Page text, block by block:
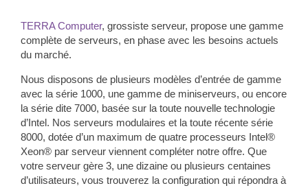
TERRA Computer, grossiste serveur, propose une gamme
complète de serveurs, en phase avec les besoins actuels
du marché.
Nous disposons de plusieurs modèles d’entrée de gamme
avec la série 1000, une gamme de miniserveurs, ou encore
la série dite 7000, basée sur la toute nouvelle technologie
d’Intel. Nos serveurs modulaires et la toute récente série
8000, dotée d’un maximum de quatre processeurs Intel®
Xeon® par serveur viennent compléter notre offre. Que
votre serveur gère 3, une dizaine ou plusieurs centaines
d’utilisateurs, vous trouverez la configuration qui répondra à